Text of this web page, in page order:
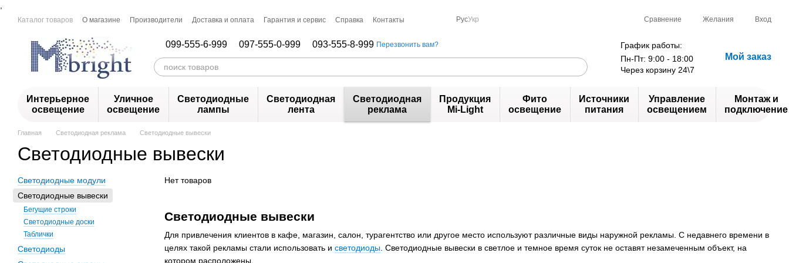
Перейти к основному контенту
Каталог товаров О магазине Производители Доставка и оплата Гарантия и сервис Справка Контакты РусУкр Сравнение Желания Вход
099-555-6-999 097-555-0-999 093-555-8-999 Перезвонить вам?
График работы:
Пн-Пт: 9:00 - 18:00
Через корзину 24\7
Мой заказ
Интерьерное
освещение
Уличное
освещение
Светодиодные
лампы
Светодиодная
лента
Светодиодная
реклама
Продукция
Mi-Light
Фито
освещение
Источники
питания
Управление
освещением
Монтаж и
подключение
Главная Светодиодная реклама Светодиодные вывески
Светодиодные вывески
Светодиодные вывески
Для привлечения клиентов в кафе, магазин, салон, турагентство или другое место используют различные виды наружной рекламы. С недавнего времени в
целях такой рекламы стали использовать и светодиоды . Светодиодные вывески в светлое и темное время суток не оставят незамеченным объект, на
котором расположены.
Нет товаров
Светодиодные модули
Светодиодные вывески
Бегущие строки
Светодиодные доски
Таблички
Светодиоды